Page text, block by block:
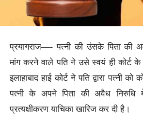
प्रयागराज—- पत्नी की उंसके पिता की
मांग करने वाले पति ने उसे स्वयं ही कोर्ट के
इलाहाबाद हाई कोर्ट ने पति द्वारा पत्नी को
पत्नी के अपने पिता की अवैध निरुधि
प्रत्यक्षीकरण याचिका खारिज कर दी है।